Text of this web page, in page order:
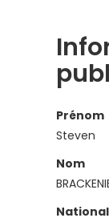
Prénom
Steven
Nom